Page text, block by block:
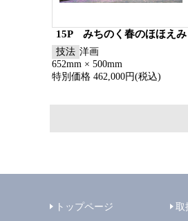
15P みちのく春のほほえみ
技法 洋画
652mm × 500mm
特別価格 462,000円(税込)
トップページ 取